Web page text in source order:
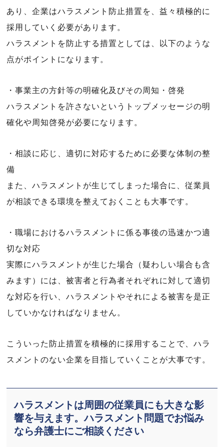
あり、企業はハラスメント防止措置を、益々積極的に
採用していく必要があります。
ハラスメントを防止する措置としては、以下のような
点がポイントになります。
・事業主の方針等の明確化及びその周知・啓発
ハラスメントを許さないというトップメッセージの明
確化や周知啓発が必要になります。
・相談に応じ、適切に対応するために必要な体制の整
備
また、ハラスメントが生じてしまった場合に、従業員
が相談できる環境を整えておくことも大事です。
・職場におけるハラスメントに係る事後の迅速かつ適
切な対応
実際にハラスメントが生じた場合（疑わしい場合も含
みます）には、被害者と行為者それぞれに対して適切
な対応を行い、ハラスメントやそれによる被害を是正
していかなければなりません。
こういった防止措置を積極的に採用することで、ハラ
スメントのない企業を目指していくことが大事です。
ハラスメントは周囲の従業員にも大きな影
響を与えます。ハラスメント問題でお悩み
なら弁護士にご相談ください